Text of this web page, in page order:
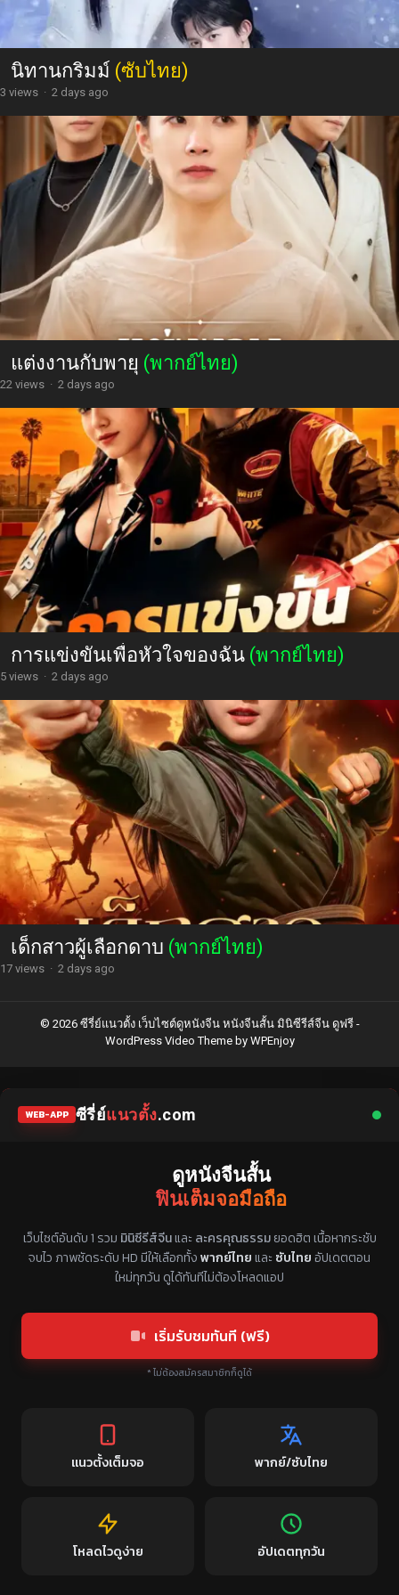
นิทานกริมม์ (ซับไทย)
3 views · 2 days ago
แต่งงานกับพายุ (พากย์ไทย)
22 views · 2 days ago
การแข่งขันเพื่อหัวใจของฉัน (พากย์ไทย)
5 views · 2 days ago
เด็กสาวผู้เลือกดาบ (พากย์ไทย)
17 views · 2 days ago
© 2026 ซีรี่ย์แนวตั้ง เว็บไซต์ดูหนังจีน หนังจีนสั้น มินิซีรีส์จีน ดูฟรี -
WordPress Video Themeby WPEnjoy
WEB-APP ซีรี่ย์แนวตั้ง.com
ดูหนังจีนสั้น
ฟินเต็มจอมือถือ
เว็บไซต์อันดับ 1 รวม มินิซีรีส์จีนและ ละครคุณธรรมยอดฮิต เนื้อหากระชับ
จบไว ภาพชัดระดับ HD มีให้เลือกทั้งพากย์ไทยและ ซับไทยอัปเดตตอน
ใหม่ทุกวัน ดูได้ทันทีไม่ต้องโหลดแอป
เริ่มรับชมทันที (ฟรี)
* ไม่ต้องสมัครสมาชิกก็ดูได้
แนวตั้งเต็มจอ พากย์/ซับไทย
โหลดไวดูง่าย อัปเดตทุกวัน